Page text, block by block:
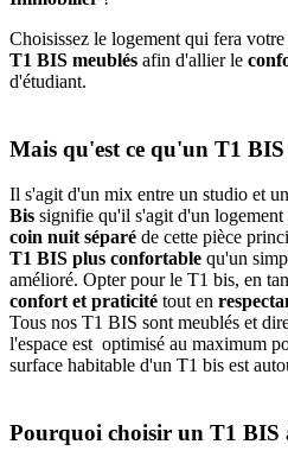
Choisissez le logement qui fera
T1 BIS meublés afin d'allier le
d'étudiant.
Mais qu'est ce qu'un T1 BIS
Il s'agit d'un mix entre un studio et
Bis signifie qu'il s'agit d'un
coin nuit séparé de cette pièce
T1 BIS plus confortable qu'un
amélioré. Opter pour le T1 bis, en
confort et praticité tout en
Tous nos T1 BIS sont meublés et
l'espace est optimisé au maximum
surface habitable d'un T1 bis est
Pourquoi choisir un T1 BIS